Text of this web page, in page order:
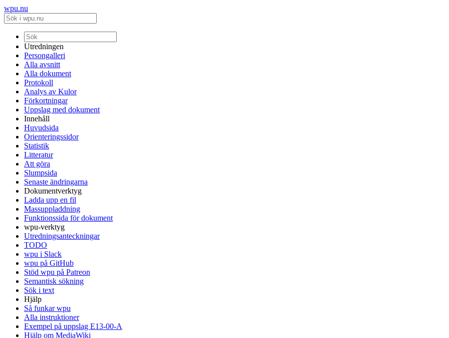
wpu.nu
Utredningen
Persongalleri
Alla avsnitt
Alla dokument
Protokoll
Analys av Kulor
Förkortningar
Uppslag med dokument
Innehåll
Huvudsida
Orienteringssidor
Statistik
Litteratur
Att göra
Slumpsida
Senaste ändringarna
Dokumentverktyg
Ladda upp en fil
Massuppladdning
Funktionssida för dokument
wpu-verktyg
Utredningsanteckningar
TODO
wpu i Slack
wpu på GitHub
Stöd wpu på Patreon
Semantisk sökning
Sök i text
Hjälp
Så funkar wpu
Alla instruktioner
Exempel på uppslag E13-00-A
Hjälp om MediaWiki